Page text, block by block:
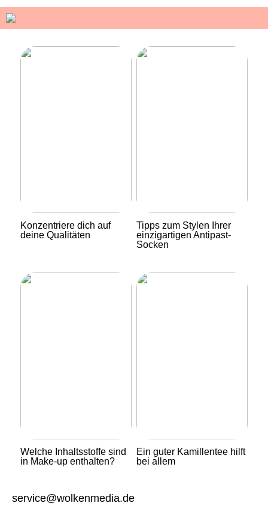
Konzentriere dich auf
deine Qualitäten
Tipps zum Stylen Ihrer
einzigartigen Antipast-
Socken
Welche Inhaltsstoffe sind
in Make-up enthalten?
Ein guter Kamillentee hilft
bei allem
service@wolkenmedia.de